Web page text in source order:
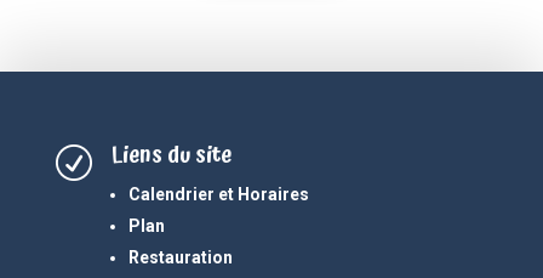
R Liens du site
Calendrier et Horaires
Plan
Restauration